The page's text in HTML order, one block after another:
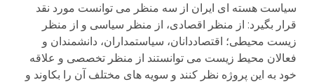
سیاست هسته ای ایران از سه منظر می توانست مورد نقد
قرار بگیرد: از منظر اقصادی، از منظر سیاسی و از منظر
زیست محیطی؛ اقتصاددانان، سیاستمداران، دانشمندان و
فعالان محیط زیست می توانستند از منظر تخصصی و علاقه
خود به این پروژه نظر کنند و سویه های مختلف آن را بکاوند و